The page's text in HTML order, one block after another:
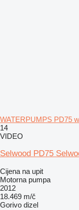
WATERPUMPS PD75
14
VIDEO
Selwood PD75
Cijena na upit
Motorna pumpa
2012
18.469 m/č
Gorivo dizel